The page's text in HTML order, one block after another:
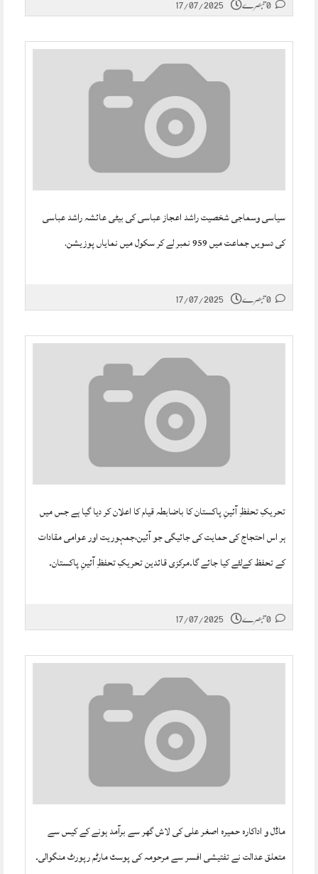
17/07/2025
سیاسی وسماجی شخصیت راشد اعجاز عباسی کی بیٹی عائشہ راشد عباسی
کی دسویں جماعت میں 959 نمبر لے کر سکول میں نمایاں پوزیشن.
17/07/2025
تحریکِ تحفظِ آئینِ پاکستان کا باضابطہ قیام کا اعلان کر دیا گیا ہے جس میں
ہر اس احتجاج کی حمایت کی جائیگی جو آئین،جمہوریت اور عوامی مقادات
کے تحفظ کےلئے کیا جائے گا۔مرکزی قائدین تحریکِ تحفظِ آئینِ پاکستان۔
17/07/2025
ماڈل و اداکارہ حمیرہ اصغر علی کی لاش گھر سے برآمد ہونے کے کیس سے
متعلق عدالت نے تفتیشی افسر سے مرحومہ کی پوسٹ مارٹم رپورٹ منگوالی۔